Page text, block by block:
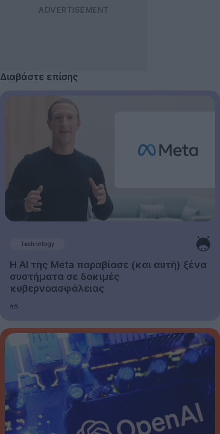
Διαβάστε επίσης
Technology
Η AI της Meta παραβίασε (και αυτή) ξένα
συστήματα σε δοκιμές
κυβερνοασφάλειας
#AI